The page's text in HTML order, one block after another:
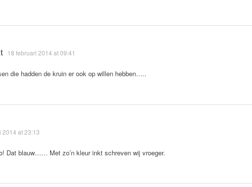
18 februari 2014 at 09:41
die hadden de kruin er ook op willen hebben…..
2014 at 23:13
Dat blauw…… Met zo’n kleur inkt schreven wij vroeger.